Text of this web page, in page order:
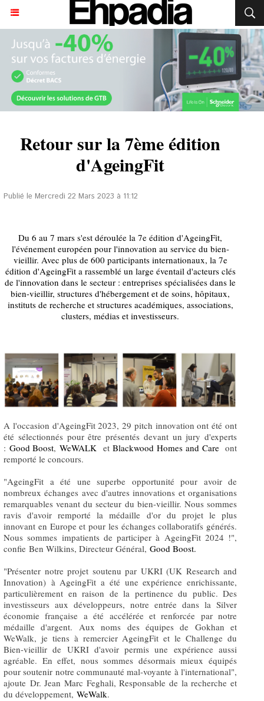
Retour sur la 7ème édition
d'AgeingFit
Publié le Mercredi 22 Mars 2023 à 11:12
Du 6 au 7 mars s'est déroulée la 7e édition d'AgeingFit,
l'événement européen pour l'innovation au service du bien-
vieillir. Avec plus de 600 participants internationaux, la 7e
édition d'AgeingFit a rassemblé un large éventail d'acteurs clés
de l'innovation dans le secteur : entreprises spécialisées dans le
bien-vieillir, structures d'hébergement et de soins, hôpitaux,
instituts de recherche et structures académiques, associations,
clusters, médias et investisseurs.
A l'occasion d'AgeingFit 2023, 29 pitch innovation ont été ont
été sélectionnés pour être présentés devant un jury d'experts
: Good Boost,WeWALK etBlackwood Homes and Careont
remporté le concours.
"AgeingFit a été une superbe opportunité pour avoir de
nombreux échanges avec d'autres innovations et organisations
remarquables venant du secteur du bien-vieillir. Nous sommes
ravis d'avoir remporté la médaille d'or du projet le plus
innovant en Europe et pour les échanges collaboratifs générés.
Nous sommes impatients de participer à AgeingFit 2024 !",
confie Ben Wilkins, Directeur Général, Good Boost.
"Présenter notre projet soutenu par UKRI (UK Research and
Innovation) à AgeingFit a été une expérience enrichissante,
particulièrement en raison de la pertinence du public. Des
investisseurs aux développeurs, notre entrée dans la Silver
économie française a été accélérée et renforcée par notre
médaille d'argent. Aux noms des équipes de Gokhan et
WeWalk, je tiens à remercier AgeingFit et le Challenge du
Bien-vieillir de UKRI d'avoir permis une expérience aussi
agréable. En effet, nous sommes désormais mieux équipés
pour soutenir notre communauté mal-voyante à l'international",
ajoute Dr. Jean Marc Feghali, Responsable de la recherche et
du développement, WeWalk.